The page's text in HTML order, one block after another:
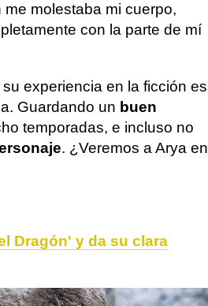
me molestaba mi cuerpo,
con la parte de mí
experiencia en la ficción es
Guardando un buen
temporadas, e incluso no
. ¿Veremos a Arya en
Dragón' y da su clara